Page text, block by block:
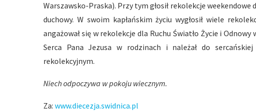
Warszawsko-Praska). Przy tym głosił rekolekcje
duchowy. W swoim kapłańskim życiu wygłosił wiele
angażował się w rekolekcje dla Ruchu Światło Życie i
Serca Pana Jezusa w rodzinach i należał do
rekolekcyjnym.
Niech odpoczywa w pokoju wiecznym.
Za: www.diecezja.swidnica.pl